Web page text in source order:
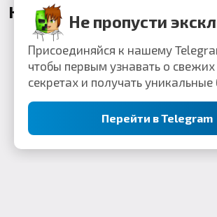
Комментарии
Не пропусти
Присоединяйся к нашему
чтобы первым узнавать о свежих
секретах и получать уникальные
Перейти в Telegram